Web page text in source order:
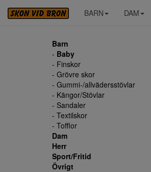
BARN DAM
Barn
- Baby
- Finskor
- Grövre skor
- Gummi-/allvädersstövlar
- Kängor/Stövlar
- Sandaler
- Textilskor
- Tofflor
Dam
Herr
Sport/Fritid
Övrigt